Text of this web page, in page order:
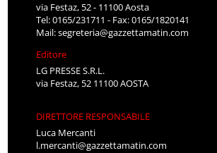
via Festaz, 52 - 11100 Aosta
Tel: 0165/231711 - Fax: 0165/1820141
Mail:segreteria@gazzettamatin.com
Editore
LG PRESSE S.R.L.
via Festaz, 52 11100 AOSTA
DIRETTORE RESPONSABILE
Luca Mercanti
l.mercanti@gazzettamatin.com